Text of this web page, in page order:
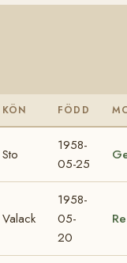
KÖN FÖDD
Sto
1958-
05-25
Valack
1958-
05-
20